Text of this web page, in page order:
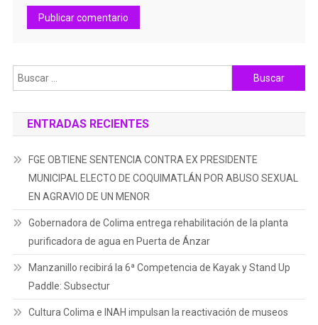
Buscar:
ENTRADAS RECIENTES
FGE OBTIENE SENTENCIA CONTRA EX PRESIDENTE
MUNICIPAL ELECTO DE COQUIMATLÁN POR ABUSO SEXUAL
EN AGRAVIO DE UN MENOR
Gobernadora de Colima entrega rehabilitación de la planta
purificadora de agua en Puerta de Ánzar
Manzanillo recibirá la 6ª Competencia de Kayak y Stand Up
Paddle: Subsectur
Cultura Colima e INAH impulsan la reactivación de museos